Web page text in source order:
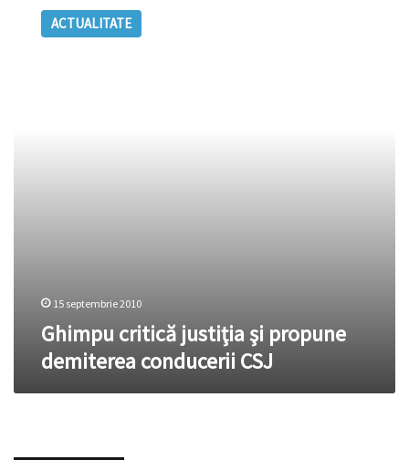
critică
justiţiaACTUALITATE
15 septembrie 2010
Ghimpu critică justiţia şi propune
demiterea conducerii CSJ